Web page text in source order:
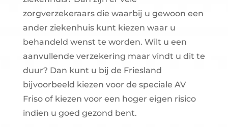
zorgverzekeraars die waarbij u gewoon een
ander ziekenhuis kunt kiezen waar u
behandeld wenst te worden. Wilt u een
aanvullende verzekering maar vindt u dit te
duur? Dan kunt u bij de Friesland
bijvoorbeeld kiezen voor de speciale AV
Friso of kiezen voor een hoger eigen risico
indien u goed gezond bent.